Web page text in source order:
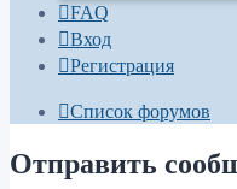
FAQ
Вход
Регистрация
Список форумов
Отправить